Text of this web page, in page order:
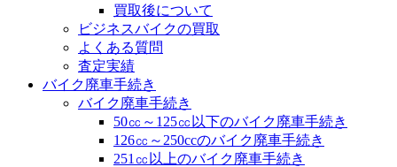
買取後について
ビジネスバイクの買取
よくある質問
査定実績
バイク廃車手続き
バイク廃車手続き
50㏄～125㏄以下のバイク廃車手続き
126㏄～250ccのバイク廃車手続き
251㏄以上のバイク廃車手続き